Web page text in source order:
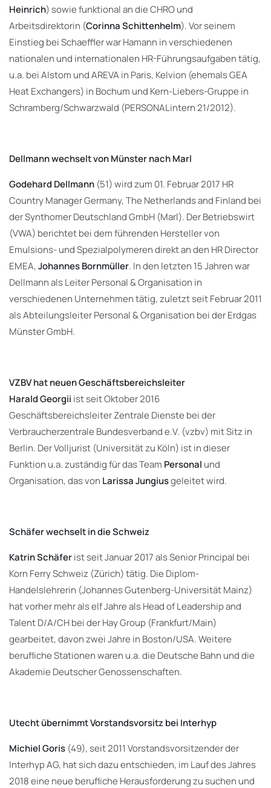
Heinrich) sowie funktional an die CHRO und
Arbeitsdirektorin (Corinna Schittenhelm). Vor seinem
Einstieg bei Schaeffler war Hamann in verschiedenen
nationalen und internationalen HR-Führungsaufgaben tätig,
u.a. bei Alstom und AREVA in Paris, Kelvion (ehemals GEA
Heat Exchangers) in Bochum und Kern-Liebers-Gruppe in
Schramberg/Schwarzwald (PERSONALintern 21/2012).
Dellmann wechselt von Münster nach Marl
Godehard Dellmann (51) wird zum 01. Februar 2017 HR
Country Manager Germany, The Netherlands and Finland bei
der Synthomer Deutschland GmbH (Marl). Der Betriebswirt
(VWA) berichtet bei dem führenden Hersteller von
Emulsions- und Spezialpolymeren direkt an den HR Director
EMEA,Johannes Bornmüller. In den letzten 15 Jahren war
Dellmann als Leiter Personal & Organisation in
verschiedenen Unternehmen tätig, zuletzt seit Februar 2011
als Abteilungsleiter Personal & Organisation bei der Erdgas
Münster GmbH.
VZBV hat neuen Geschäftsbereichsleiter
Harald Georgii ist seit Oktober 2016
Geschäftsbereichsleiter Zentrale Dienste bei der
Verbraucherzentrale Bundesverband e.V. (vzbv) mit Sitz in
Berlin. Der Volljurist (Universität zu Köln) ist in dieser
Funktion u.a. zuständig für das Team Personal und
Organisation, das von Larissa Jungiusgeleitet wird.
Schäfer wechselt in die Schweiz
Katrin Schäferist seit Januar 2017 als Senior Principal bei
Korn Ferry Schweiz (Zürich) tätig. Die Diplom-
Handelslehrerin (Johannes Gutenberg-Universität Mainz)
hat vorher mehr als elf Jahre als Head of Leadership and
Talent D/A/CH bei der Hay Group (Frankfurt/Main)
gearbeitet, davon zwei Jahre in Boston/USA. Weitere
berufliche Stationen waren u.a. die Deutsche Bahn und die
Akademie Deutscher Genossenschaften.
Utecht übernimmt Vorstandsvorsitz bei Interhyp
Michiel Goris (49), seit 2011 Vorstandsvorsitzender der
Interhyp AG, hat sich dazu entschieden, im Lauf des Jahres
2018 eine neue berufliche Herausforderung zu suchen und